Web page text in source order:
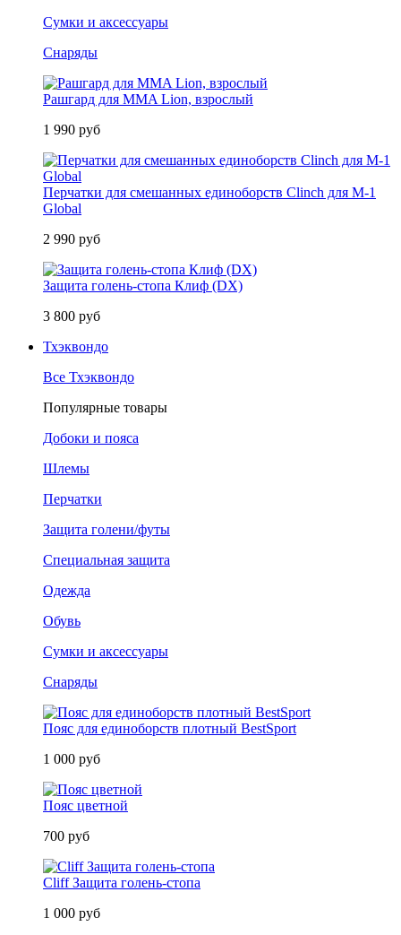
Сумки и аксессуары
Снаряды
Рашгард для MMA Lion, взрослый
1 990 руб
Перчатки для смешанных единоборств Clinch для M-1
Global
2 990 руб
Защита голень-стопа Клиф (DX)
3 800 руб
Тхэквондо
Все Тхэквондо
Популярные товары
Добоки и пояса
Шлемы
Перчатки
Защита голени/футы
Специальная защита
Одежда
Обувь
Сумки и аксессуары
Снаряды
Пояс для единоборств плотный BestSport
1 000 руб
Пояс цветной
700 руб
Cliff Защита голень-стопа
1 000 руб